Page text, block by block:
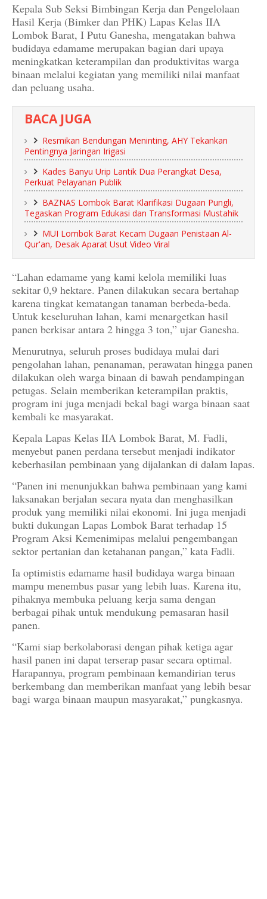
Kepala Sub Seksi Bimbingan Kerja dan Pengelolaan
Hasil Kerja (Bimker dan PHK) Lapas Kelas IIA
Lombok Barat, I Putu Ganesha, mengatakan bahwa
budidaya edamame merupakan bagian dari upaya
meningkatkan keterampilan dan produktivitas warga
binaan melalui kegiatan yang memiliki nilai manfaat
dan peluang usaha.
BACA JUGA
Resmikan Bendungan Meninting, AHY Tekankan
Pentingnya Jaringan Irigasi
Kades Banyu Urip Lantik Dua Perangkat Desa,
Perkuat Pelayanan Publik
BAZNAS Lombok Barat Klarifikasi Dugaan Pungli,
Tegaskan Program Edukasi dan Transformasi Mustahik
MUI Lombok Barat Kecam Dugaan Penistaan Al-
Qur'an, Desak Aparat Usut Video Viral
“Lahan edamame yang kami kelola memiliki luas
sekitar 0,9 hektare. Panen dilakukan secara bertahap
karena tingkat kematangan tanaman berbeda-beda.
Untuk keseluruhan lahan, kami menargetkan hasil
panen berkisar antara 2 hingga 3 ton,” ujar Ganesha.
Menurutnya, seluruh proses budidaya mulai dari
pengolahan lahan, penanaman, perawatan hingga panen
dilakukan oleh warga binaan di bawah pendampingan
petugas. Selain memberikan keterampilan praktis,
program ini juga menjadi bekal bagi warga binaan saat
kembali ke masyarakat.
Kepala Lapas Kelas IIA Lombok Barat, M. Fadli,
menyebut panen perdana tersebut menjadi indikator
keberhasilan pembinaan yang dijalankan di dalam lapas.
“Panen ini menunjukkan bahwa pembinaan yang kami
laksanakan berjalan secara nyata dan menghasilkan
produk yang memiliki nilai ekonomi. Ini juga menjadi
bukti dukungan Lapas Lombok Barat terhadap 15
Program Aksi Kemenimipas melalui pengembangan
sektor pertanian dan ketahanan pangan,” kata Fadli.
Ia optimistis edamame hasil budidaya warga binaan
mampu menembus pasar yang lebih luas. Karena itu,
pihaknya membuka peluang kerja sama dengan
berbagai pihak untuk mendukung pemasaran hasil
panen.
“Kami siap berkolaborasi dengan pihak ketiga agar
hasil panen ini dapat terserap pasar secara optimal.
Harapannya, program pembinaan kemandirian terus
berkembang dan memberikan manfaat yang lebih besar
bagi warga binaan maupun masyarakat,” pungkasnya.